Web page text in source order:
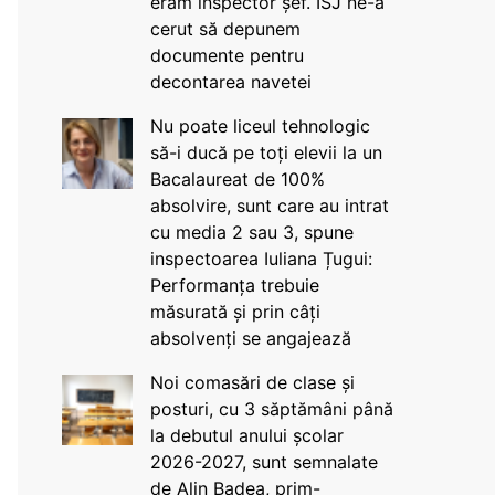
cerut să depunem
documente pentru
decontarea navetei
Nu poate liceul tehnologic
să-i ducă pe toți elevii la un
Bacalaureat de 100%
absolvire, sunt care au intrat
cu media 2 sau 3, spune
inspectoarea Iuliana Țugui:
Performanța trebuie
măsurată și prin câți
absolvenți se angajează
Noi comasări de clase și
posturi, cu 3 săptămâni până
la debutul anului școlar
2026-2027, sunt semnalate
de Alin Badea, prim-